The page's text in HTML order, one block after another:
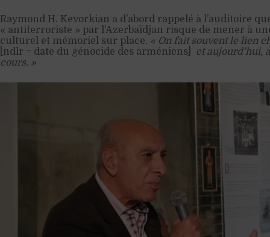
Raymond H. Kevorkian a d’abord rappelé à l’auditoire
« antiterroriste » par l’Azerbaïdjan risque de mener à
culturel et mémoriel sur place, « On fait souvent le lien
[ndlr = date du génocide des arméniens]
et aujourd’hui,
cours. »